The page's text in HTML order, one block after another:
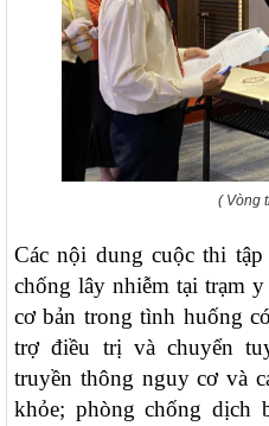
( Vòng
Các nội dung cuộc thi
chống lây nhiễm tại trạm
cơ bản trong tình huống
trợ điều trị và chuyển
truyền thông nguy cơ và
khỏe; phòng chống dịch